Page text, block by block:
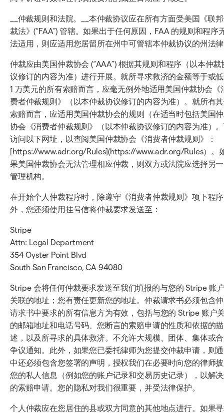
__仲裁规则和法院。__本仲裁协议应在所有方面受美国《联
裁法》(“FAA”) 管辖。如果出于任何原因，FAA 的规则和程序
法适用，则应适用您居留所在州中可管辖本仲裁协议的州法
仲裁应由美国仲裁协会 (“AAA”) 根据其规则和程序（以本仲裁
议修订的内容为准）进行开展。就所寻求救济的金额等于或
1 万美元的所有索赔而言，应毫无例外地适用美国仲裁协会《
费者仲裁规则》（以本仲裁协议修订的内容为准）。就所有
索赔而言，应适用美国仲裁协会的规则（在适当时包括美国
协会《消费者仲裁规则》（以本仲裁协议修订的内容为准）
访问以下网址，以查阅美国仲裁协会《消费者仲裁规则》：
[https://www.adr.org/Rules](https://www.adr.org/Rules）。
果美国仲裁协会无法管理相应仲裁，则双方或法院应选择另
管理机构。
在开始个人仲裁程序时，除遵守《消费者仲裁规则》项下程
外，您还须使用挂号信将仲裁要求发送至：
Stripe
Attn: Legal Department
354 Oyster Point Blvd
South San Francisco, CA 94080
Stripe 会将任何仲裁要求发送至我们填报的与您的 Stripe 账
关联的地址；您有责任更新您的地址。仲裁请求书必须包含
请求书中要求的所有信息方为有效，包括与您的 Stripe 账户
的邮箱地址和电话号码、您断言的索赔申请的性质和依据的描
述，以及所寻求的具体救济。不允许大规模、团体、集体或
争议通知。此外，如果您已委托律师为您提交仲裁申请，则
中还必须包含您签署的声明，授权我们在必要时向您的律师
您的私人信息（例如您的账户记录和交易历史记录），以解
的索赔申请。您的隐私对我们很重要，并受法律保护。
个人仲裁应在您居住的县或双方同意的其他地点进行。如果